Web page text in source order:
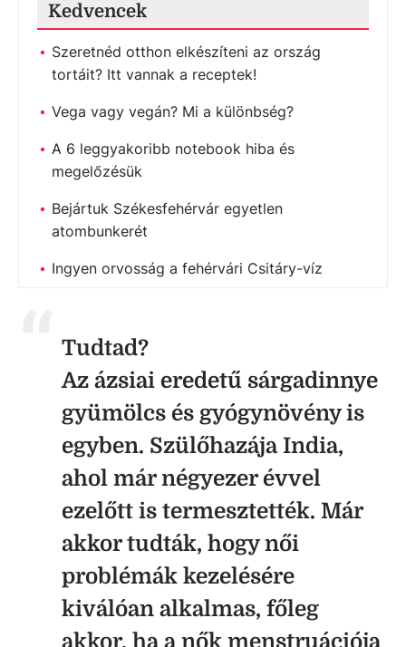
Kedvencek
Szeretnéd otthon elkészíteni az ország
tortáit? Itt vannak a receptek!
Vega vagy vegán? Mi a különbség?
A 6 leggyakoribb notebook hiba és
megelőzésük
Bejártuk Székesfehérvár egyetlen
atombunkerét
Ingyen orvosság a fehérvári Csitáry-víz
Tudtad?
Az ázsiai eredetű sárgadinnye
gyümölcs és gyógynövény is
egyben. Szülőhazája India,
ahol már négyezer évvel
ezelőtt is termesztették. Már
akkor tudták, hogy női
problémák kezelésére
kiválóan alkalmas, főleg
akkor, ha a nők menstruációja